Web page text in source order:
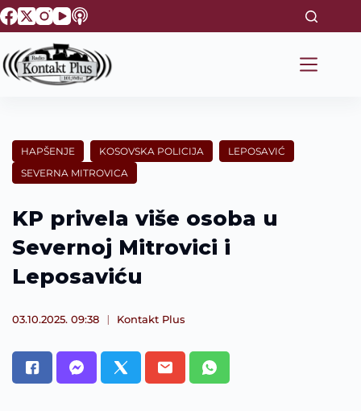
S
k
p
t
n
HAPŠENJE KOSOVSKA POLICIJA
LEPOSAVIĆ
SEVERNA MITROVICA
KP privela više osoba u
Severnoj Mitrovici i
Leposaviću
03.10.2025. 09:38 Kontakt Plus